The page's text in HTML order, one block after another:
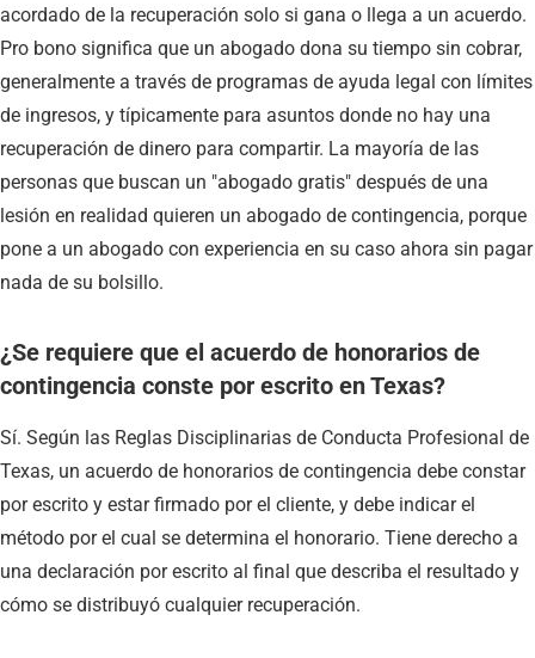
acordado de la recuperación solo si gana o llega a un acuerdo.
Pro bono significa que un abogado dona su tiempo sin cobrar,
generalmente a través de programas de ayuda legal con límites
de ingresos, y típicamente para asuntos donde no hay una
recuperación de dinero para compartir. La mayoría de las
personas que buscan un "abogado gratis" después de una
lesión en realidad quieren un abogado de contingencia, porque
pone a un abogado con experiencia en su caso ahora sin pagar
nada de su bolsillo.
¿Se requiere que el acuerdo de honorarios de
contingencia conste por escrito en Texas?
Sí. Según las Reglas Disciplinarias de Conducta Profesional de
Texas, un acuerdo de honorarios de contingencia debe constar
por escrito y estar firmado por el cliente, y debe indicar el
método por el cual se determina el honorario. Tiene derecho a
una declaración por escrito al final que describa el resultado y
cómo se distribuyó cualquier recuperación.